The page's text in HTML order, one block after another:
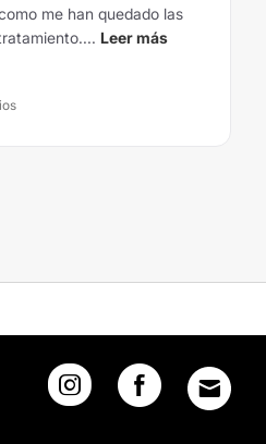
me han quedado las
Leer más